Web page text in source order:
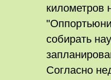
километров
собирать
Согласно